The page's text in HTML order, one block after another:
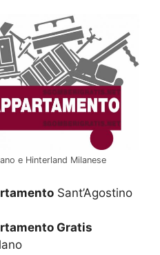
e Hinterland Milanese
Sant’Agostino
Gratis